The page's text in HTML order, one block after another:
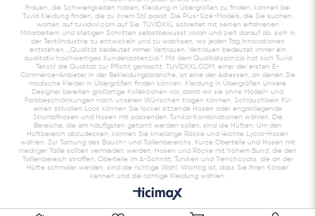
Frauen, die Schwierigkeiten haben, Kleidung in Übergrößen zu finden, können bei
Tuvid Kleidung finden, die zu ihrem Stil passt. Die Plus-Size-Models, die Sie suchen,
warten auf tuvidxxl.com auf Sie. TUVİDXXL schreitet mit seinen erfahrenen
Mitarbeitern und stetigen Schritten selbstbewusst voran und zielt darauf ab, sich in
der Textilindustrie zu entwickeln und zu wachsen, wo jeden Tag Innovationen
entstehen. „Qualität bedeutet immer Vertrauen, Vertrauen bedeutet immer ein
qualitativ hochwertiges Kundenpotenzial.“ Mit dem Qualitätsprinzip hat sich Tuvid
Tekstil die Qualität zur Pflicht gemacht. TUVİDXXL.COM, einer der ersten E-
Commerce-Anbieter in der Bekleidungsbranche, ist eine der Adressen, an denen Sie
modische Kleider in Übergrößen finden können. Kleidung in Übergrößen Unsere
Designer bereiten großartige Kollektionen vor, damit wir sie ohne Modell- und
Farbbeschränkungen nach unseren Wünschen tragen können. Schlauchbein Für
einen stilvollen Look können Sie locker sitzende Hosen oder enganliegende
Strumpfhosen und Hosen mit passenden Tunika-Kombinationen wählen. Die
Bereiche, die am häufigsten getarnt werden sollen, sind die Hüften. Um den
Hüftbereich abzudecken, können Sie knielange Röcke und leichte Lycra-Hosen
wählen. Zur Tarnung des Bauch- und Taillenbereichs. Kurze Oberteile und Hosen mit
niedriger Taille sollten vermieden werden. Hosen und Röcke mit hohem Bund, die den
Taillenbereich straffen, Oberteile im A-Schnitt, Tuniken und Trenchcoats, die an der
Hüfte schmaler werden, sind die richtige Wahl. Wichtig ist, dass Sie Ihren Körper
kennen und die richtige Kleidung wählen.